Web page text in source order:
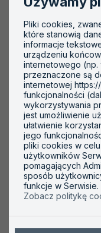
sektorowego programu
CZYTAJ WIĘCEJO
/
10
Pliki cookies,
które stanowią
informacje
urządzeniu
internetowego
przeznaczone są
internetowej
funkcjonalności
wykorzystywania
jest umożliwienie
ułatwienie
jego
pliki cookies w
użytkowników
pomagających
sposób
funkcje w Serwisie.
Zobacz politykę